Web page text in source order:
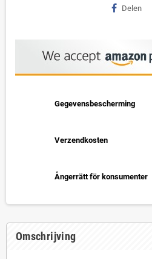
Delen
Gegevensbescherming
Verzendkosten
Ångerrätt för konsumenter
Omschrijving